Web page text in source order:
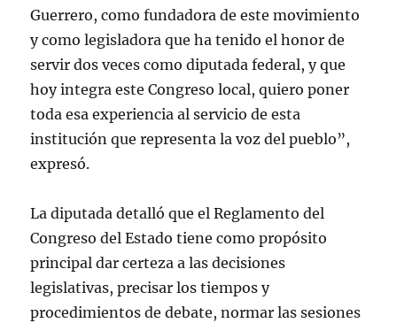
Guerrero, como fundadora de este movimiento
y como legisladora que ha tenido el honor de
servir dos veces como diputada federal, y que
hoy integra este Congreso local, quiero poner
toda esa experiencia al servicio de esta
institución que representa la voz del pueblo”,
expresó.
La diputada detalló que el Reglamento del
Congreso del Estado tiene como propósito
principal dar certeza a las decisiones
legislativas, precisar los tiempos y
procedimientos de debate, normar las sesiones